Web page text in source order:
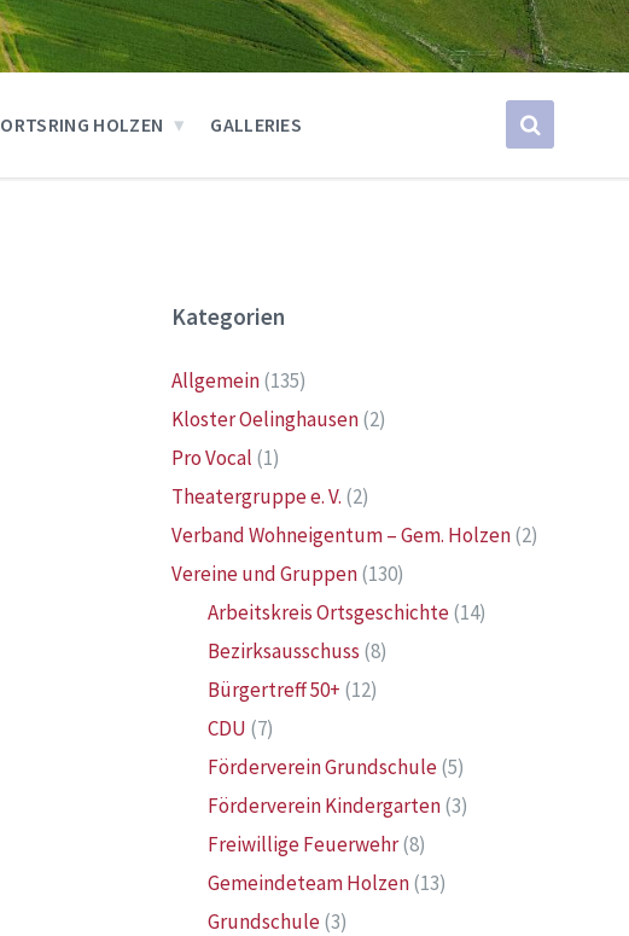
ORTSRING HOLZEN GALLERIES
Kategorien
Allgemein(135)
Kloster Oelinghausen(2)
Pro Vocal (1)
Theatergruppe e. V. (2)
Verband Wohneigentum – Gem. Holzen(2)
Vereine und Gruppen(130)
Arbeitskreis Ortsgeschichte(14)
Bezirksausschuss (8)
Bürgertreff 50+ (12)
CDU (7)
Förderverein Grundschule(5)
Förderverein Kindergarten(3)
Freiwillige Feuerwehr(8)
Gemeindeteam Holzen(13)
Grundschule(3)